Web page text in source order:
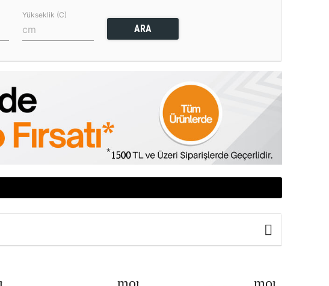
Yükseklik (C)
ARA